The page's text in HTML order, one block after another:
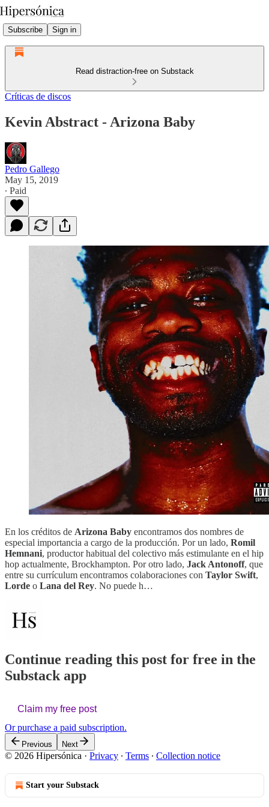
Subscribe Sign in
Read distraction-free on Substack
Críticas de discos
Kevin Abstract - Arizona Baby
Pedro Gallego
May 15, 2019
∙ Paid
En los créditos de Arizona Baby encontramos dos nombres de
especial importancia a cargo de la producción. Por un lado, Romil
Hemnani, productor habitual del colectivo más estimulante en el hip
hop actualmente, Brockhampton. Por otro lado, Jack Antonoff, que
entre su currículum encontramos colaboraciones con Taylor Swift,
Lorde o Lana del Rey. No puede h…
Continue reading this post for free in the
Substack app
Claim my free post
Or purchase a paid subscription.
Previous Next
© 2026 Hipersónica · Privacy ∙ Terms ∙ Collection notice
Start your Substack